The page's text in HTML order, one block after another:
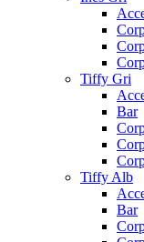
Tiffy Gri
Bar
Tiffy Alb
Bar